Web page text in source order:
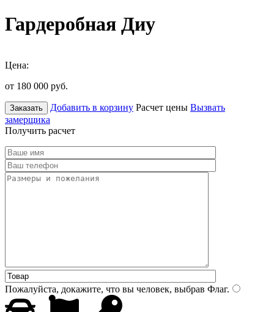
Гардеробная Диу
Цена:
от 180 000 руб.
Заказать Добавить в корзину Расчет цены Вызвать
замерщика
Получить расчет
Пожалуйста, докажите, что вы человек, выбрав Флаг.